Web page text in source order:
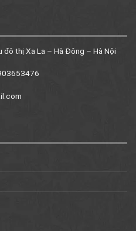
đô thị Xa La – Hà Đông – Hà Nội